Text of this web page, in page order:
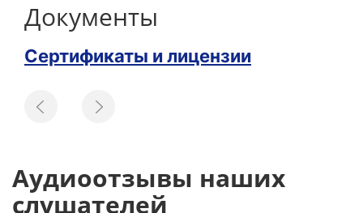
Документы
Сертификаты и лицензии
Аудиоотзывы наших
слушателей